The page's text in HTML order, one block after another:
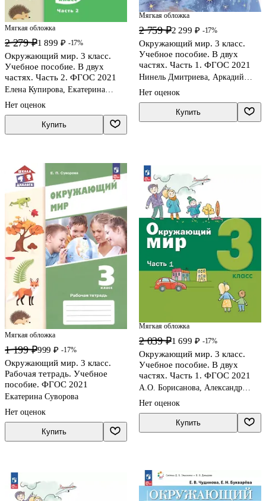
Мягкая обложка
2 279 ₽1 899 ₽ -17%
Окружающий мир. 3 класс.
Учебное пособие. В двух
частях. Часть 2. ФГОС 2021
Елена Купирова, Екатерина
Нет оценок
Купить
Мягкая обложка
2 759 ₽2 299 ₽ -17%
Окружающий мир. 3 класс.
Учебное пособие. В двух
частях. Часть 1. ФГОС 2021
Нинель Дмитриева, Аркадий
Нет оценок
Купить
Мягкая обложка
1 199 ₽999 ₽ -17%
Окружающий мир. 3 класс.
Рабочая тетрадь. Учебное
пособие. ФГОС 2021
Екатерина Суворова
Нет оценок
Купить
Мягкая обложка
2 039 ₽1 699 ₽ -17%
Окружающий мир. 3 класс.
Учебное пособие. В двух
частях. Часть 1. ФГОС 2021
А.О. Борисанова, Александр
Нет оценок
Купить